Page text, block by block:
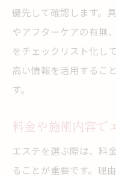
優先して確認します。
やアフターケアの有無
をチェックリスト化し
高い情報を活用するこ
す。
料金や施術内容で
エステを選ぶ際は、料
ることが重要です。理